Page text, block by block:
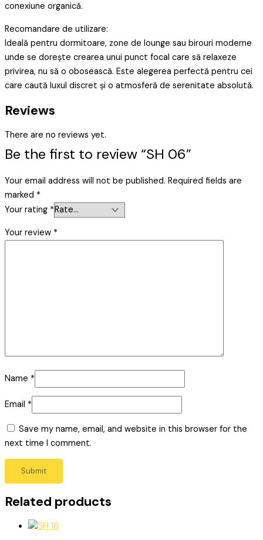
conexiune organică.
Recomandare de utilizare:
Ideală pentru dormitoare, zone de lounge sau birouri moderne
unde se dorește crearea unui punct focal care să relaxeze
privirea, nu să o obosească. Este alegerea perfectă pentru cei
care caută luxul discret și o atmosferă de serenitate absolută.
Reviews
There are no reviews yet.
Be the first to review “SH 06”
Your email address will not be published. Required fields are
marked *
Your rating *
Your review *
Name *
Email *
Save my name, email, and website in this browser for the
next time I comment.
Related products